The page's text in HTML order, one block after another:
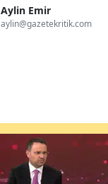
Aylin Emir
aylin@gazetekritik.com